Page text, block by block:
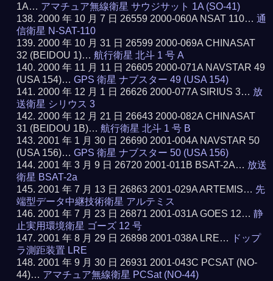
1A… アマチュア無線衛星 サウジサット 1A (SO-41)
2000 年 10 月 7 日 26559 2000-060A NSAT 110…通
信衛星 N-SAT-110
2000 年 10 月 31 日 26599 2000-069A CHINASAT
32 (BEIDOU 1)…航行衛星 北斗 1 号 A
2000 年 11 月 11 日 26605 2000-071A NAVSTAR 49
(USA 154)…GPS 衛星 ナブスター 49 (USA 154)
2000 年 12 月 1 日 26626 2000-077A SIRIUS 3… 放
送衛星 シリウス 3
2000 年 12 月 21 日 26643 2000-082A CHINASAT
31 (BEIDOU 1B)…航行衛星 北斗 1 号 B
2001 年 1 月 30 日 26690 2001-004A NAVSTAR 50
(USA 156)…GPS 衛星 ナブスター 50 (USA 156)
2001 年 3 月 9 日 26720 2001-011B BSAT-2A… 放送
衛星 BSAT-2a
2001 年 7 月 13 日 26863 2001-029A ARTEMIS… 先
端型データ中継技術衛星 アルテミス
2001 年 7 月 23 日 26871 2001-031A GOES 12…静
止実用環境衛星 ゴーズ 12 号
2001 年 8 月 29 日 26898 2001-038A LRE…
ドップ
ラ測距装置 LRE
2001 年 9 月 30 日 26931 2001-043C PCSAT (NO-
44)… アマチュア無線衛星 PCSat (NO-44)